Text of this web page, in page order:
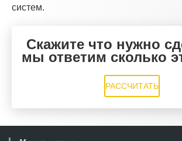
систем.
Скажите что нужно
мы ответим сколько
РАССЧИТАТЬ